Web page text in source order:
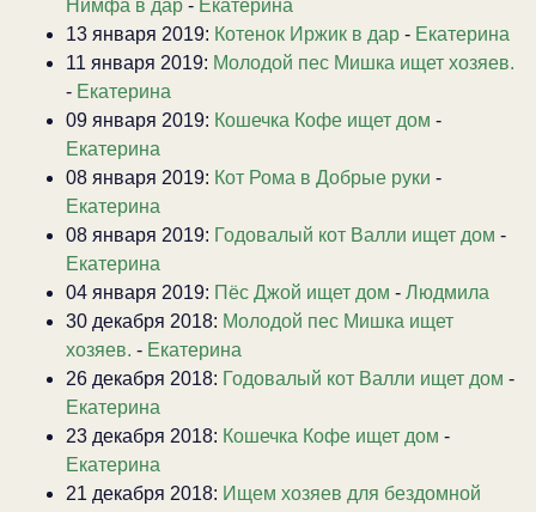
Нимфа в дар - Екатерина
13 января 2019: Котенок Иржик в дар - Екатерина
11 января 2019: Молодой пес Мишка ищет хозяев.
- Екатерина
09 января 2019: Кошечка Кофе ищет дом -
Екатерина
08 января 2019: Кот Рома в Добрые руки -
Екатерина
08 января 2019: Годовалый кот Валли ищет дом -
Екатерина
04 января 2019: Пёс Джой ищет дом - Людмила
30 декабря 2018: Молодой пес Мишка ищет
хозяев. - Екатерина
26 декабря 2018: Годовалый кот Валли ищет дом -
Екатерина
23 декабря 2018: Кошечка Кофе ищет дом -
Екатерина
21 декабря 2018: Ищем хозяев для бездомной